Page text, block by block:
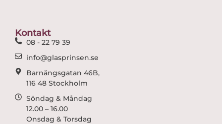
Kontakt
08 - 22 79 39
info@glasprinsen.se
Barnängsgatan 46B,
116 48 Stockholm
Söndag & Måndag
12.00 – 16.00
Onsdag & Torsdag